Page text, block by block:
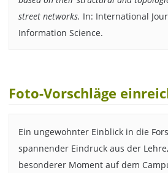
street networks. In: International
Information Science.
Foto-Vorschläge
Ein ungewohnter Einblick in die
spannender Eindruck aus der
besonderer Moment auf dem